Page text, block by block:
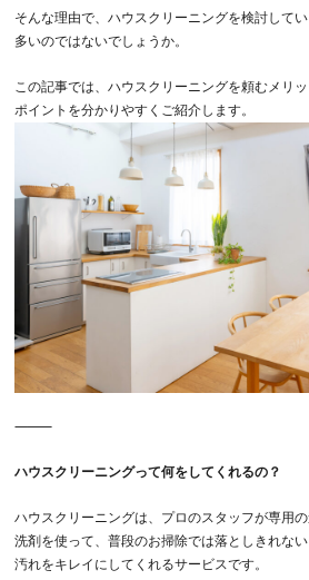
そんな理由で、ハウスクリーニングを検討して
多いのではないでしょうか。
この記事では、 ハウスクリーニングを頼むメリッ
ポイント を分かりやすくご紹介します。
⸻
ハウスクリーニングって何をしてくれるの？
ハウスクリーニングは、プロのスタッフが専用
洗剤を使って、普段のお掃除では落としきれない
汚れをキレイにしてくれるサービスです。